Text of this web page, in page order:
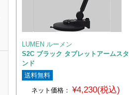
LUMEN ルーメン
S2C ブラック タブレットアームスタ
ンド
送料無料
ネット価格： ¥4,230(税込)